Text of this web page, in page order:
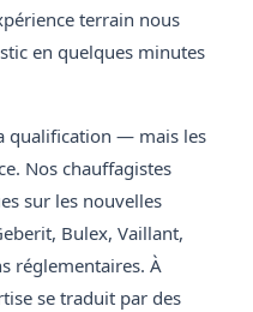
terrain nous
en quelques minutes
qualification — mais les
Nos chauffagistes
sur les nouvelles
Bulex, Vaillant,
réglementaires. À
se traduit par des